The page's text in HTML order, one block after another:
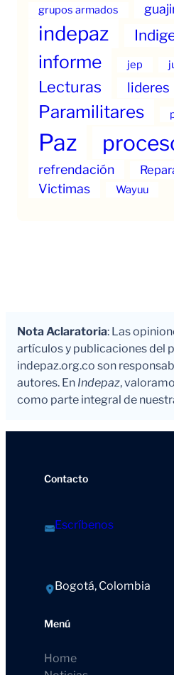
grupos armados
indepaz
informe jep
Lecturas lideres
Paramilitares
Paz
refrendación
Victimas
Wayuu
Nota Aclaratoria: Las
artículos y publicaciones del
indepaz.org.co son
autores. En Indepaz,
como parte integral de
Contacto
Escríbenos
Bogotá, Colombia
Menú
Home